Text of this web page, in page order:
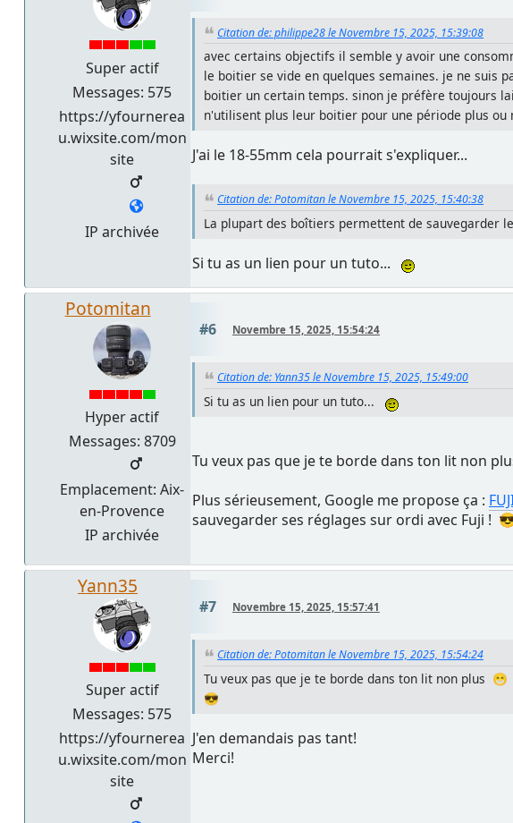
Super actif
Messages: 575
https://yfournerea
u.wixsite.com/mon
site
IP archivée
Citation de: philippe28 le Novembre 15, 2025, 15:39:08
avec certains objectifs il semble y avoir une
le boitier se vide en quelques semaines. je ne suis
boitier un certain temps. sinon je préfère toujours
n'utilisent plus leur boitier pour une période plus
J'ai le 18-55mm cela pourrait s'expliquer...
Citation de: Potomitan le Novembre 15, 2025, 15:40:38
La plupart des boîtiers permettent de sauvegarder
Si tu as un lien pour un tuto...
Potomitan
Hyper actif
Messages: 8709
Emplacement: Aix-
en-Provence
IP archivée
#6 Novembre 15, 2025, 15:54:24
Citation de: Yann35 le Novembre 15, 2025, 15:49:00
Si tu as un lien pour un tuto...
Tu veux pas que je te borde dans ton lit non
Plus sérieusement, Google me propose ça :
sauvegarder ses réglages sur ordi avec Fuji !
Yann35
Super actif
Messages: 575
https://yfournerea
u.wixsite.com/mon
site
#7 Novembre 15, 2025, 15:57:41
Citation de: Potomitan le Novembre 15, 2025, 15:54:24
Tu veux pas que je te borde dans ton lit non plus 😁
😎
J'en demandais pas tant!
Merci!